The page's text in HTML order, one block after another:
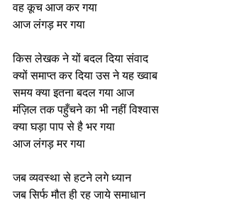
वह कूच आज कर गया
आज लंगड़ मर गया
किस लेखक ने यों बदल दिया संवाद
क्यों समाप्त कर दिया उस ने यह ख्वाब
समय क्या इतना बदल गया आज
मंज़िल तक पहुँचने का भी नहीं विश्वास
क्या घड़ा पाप से है भर गया
आज लंगड़ मर गया
जब व्यवस्था से हटने लगे ध्यान
जब सिर्फ मौत ही रह जाये समाधान